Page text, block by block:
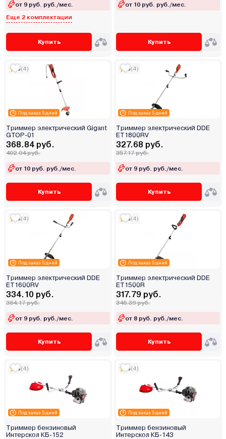
от 9 руб. руб./мес.
Еще 2 комплектации
Купить
от 10 руб. руб./мес.
Купить
Под заказ 5 дней
5(4)
Триммер электрический Gigant
GTOP-01
368.84 руб.
402.04 руб.
от 10 руб. руб./мес.
Купить
Под заказ 5 дней
5(4)
Триммер электрический DDE
ET1800RV
327.68 руб.
357.17 руб.
от 9 руб. руб./мес.
Купить
Под заказ 5 дней
5(4)
Триммер электрический DDE
ET1600RV
334.10 руб.
364.17 руб.
от 9 руб. руб./мес.
Купить
Под заказ 5 дней
5(4)
Триммер электрический DDE
ET1500R
317.79 руб.
346.39 руб.
от 8 руб. руб./мес.
Купить
Под заказ 5 дней
5(4)
Триммер бензиновый
Интерскол КБ-152
Под заказ 5 дней
5(4)
Триммер бензиновый
Интерскол КБ-143